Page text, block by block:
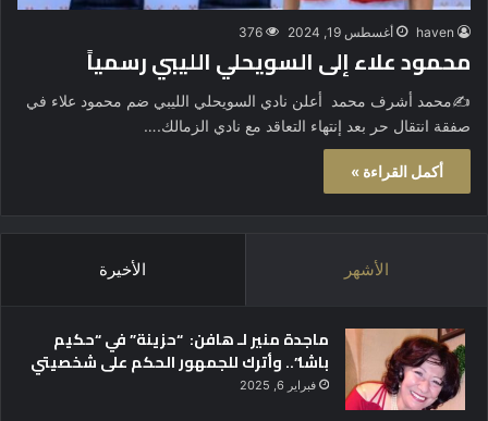
haven أغسطس 19, 2024 376
محمود علاء إلى السويحلي الليبي رسمياً
✍️محمد أشرف محمد أعلن نادي السويحلي الليبي ضم محمود علاء في
صفقة انتقال حر بعد إنتهاء التعاقد مع نادي الزمالك.…
أكمل القراءة »
الأشهر الأخيرة
ماجدة منير لـ هافن: “حزينة” في “حكيم
باشا”.. وأترك للجمهور الحكم على شخصيتي
فبراير 6, 2025